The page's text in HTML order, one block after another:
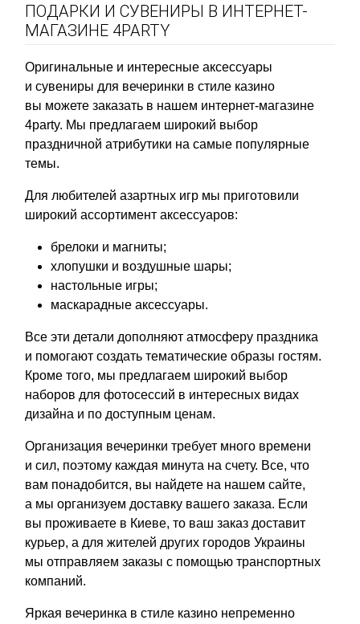
ПОДАРКИ И СУВЕНИРЫ В ИНТЕРНЕТ-
МАГАЗИНЕ 4PARTY
Оригинальные и интересные аксессуары
и сувениры для вечеринки в стиле казино
вы можете заказать в нашем интернет-магазине
4party. Мы предлагаем широкий выбор
праздничной атрибутики на самые популярные
темы.
Для любителей азартных игр мы приготовили
широкий ассортимент аксессуаров:
брелоки и магниты;
хлопушки и воздушные шары;
настольные игры;
маскарадные аксессуары.
Все эти детали дополняют атмосферу праздника
и помогают создать тематические образы гостям.
Кроме того, мы предлагаем широкий выбор
наборов для фотосессий в интересных видах
дизайна и по доступным ценам.
Организация вечеринки требует много времени
и сил, поэтому каждая минута на счету. Все, что
вам понадобится, вы найдете на нашем сайте,
а мы организуем доставку вашего заказа. Если
вы проживаете в Киеве, то ваш заказ доставит
курьер, а для жителей других городов Украины
мы отправляем заказы с помощью транспортных
компаний.
Яркая вечеринка в стиле казино непременно